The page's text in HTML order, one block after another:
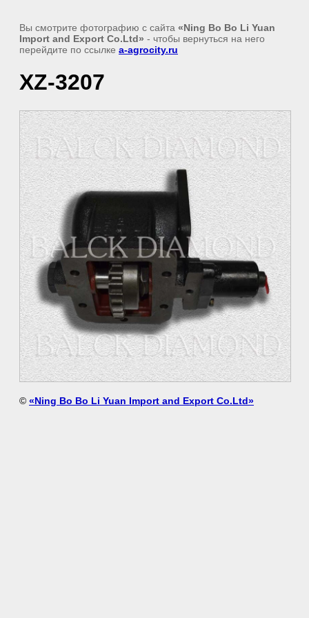
Вы смотрите фотографию с сайта «Ning Bo Bo Li Yuan
Import and Export Co.Ltd» - чтобы вернуться на него
перейдите по ссылке a-agrocity.ru
XZ-3207
© «Ning Bo Bo Li Yuan Import and Export Co.Ltd»